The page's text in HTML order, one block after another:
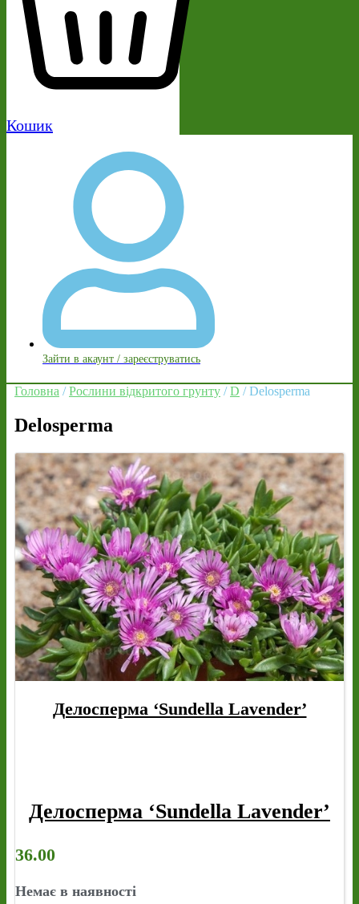
Кошик
Зайти в акаунт / зареєструватись
Головна /Рослини відкритого грунту /D / Delosperma
Delosperma
Делосперма ‘Sundella Lavender’
Делосперма ‘Sundella Lavender’
36.00
Немає в наявності